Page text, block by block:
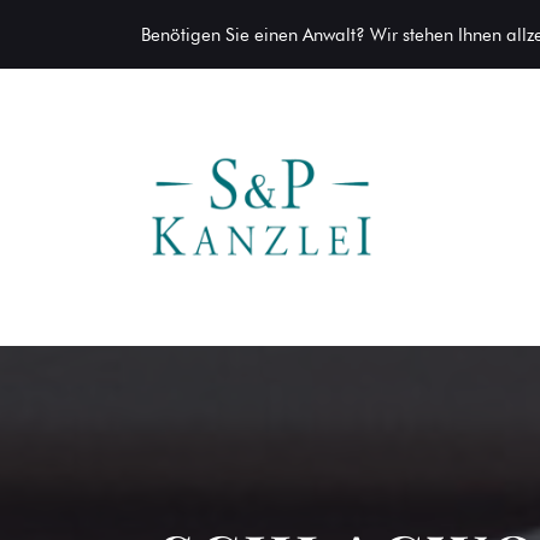
Benötigen Sie einen Anwalt? Wir stehen Ihnen